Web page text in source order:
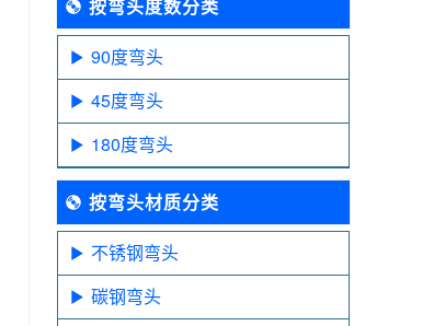
按弯头度数分类
90度弯头
45度弯头
180度弯头
按弯头材质分类
不锈钢弯头
碳钢弯头